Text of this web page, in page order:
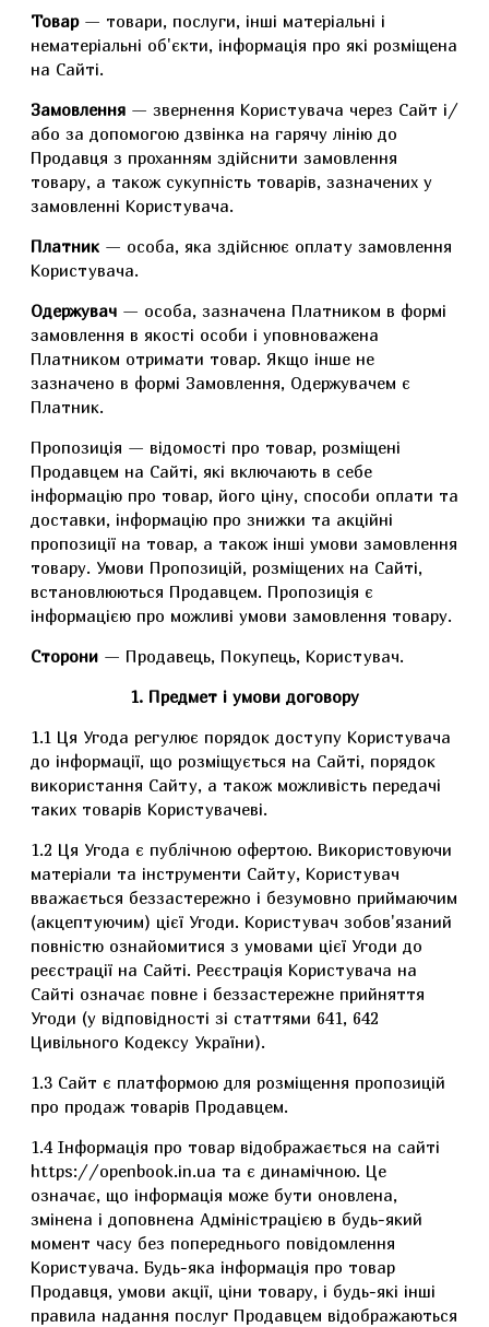
Товар— товари, послуги, інші матеріальні і
нематеріальні об'єкти, інформація про які розміщена
на Сайті.
Замовлення — звернення Користувача через Сайт і/
або за допомогою дзвінка на гарячу лінію до
Продавця з проханням здійснити замовлення
товару, а також сукупність товарів, зазначених у
замовленні Користувача.
Платник — особа, яка здійснює оплату замовлення
Користувача.
Одержувач — особа, зазначена Платником в формі
замовлення в якості особи і уповноважена
Платником отримати товар. Якщо інше не
зазначено в формі Замовлення, Одержувачем є
Платник.
Пропозиція — відомості про товар, розміщені
Продавцем на Сайті, які включають в себе
інформацію про товар, його ціну, способи оплати та
доставки, інформацію про знижки та акційні
пропозиції на товар, а також інші умови замовлення
товару. Умови Пропозицій, розміщених на Сайті,
встановлюються Продавцем. Пропозиція є
інформацією про можливі умови замовлення товару.
Сторони — Продавець, Покупець, Користувач.
1. Предмет і умови договору
1.1 Ця Угода регулює порядок доступу Користувача
до інформації, що розміщується на Сайті, порядок
використання Сайту, а також можливість передачі
таких товарів Користувачеві.
1.2 Ця Угода є публічною офертою. Використовуючи
матеріали та інструменти Сайту, Користувач
вважається беззастережно і безумовно приймаючим
(акцептуючим) цієї Угоди. Користувач зобов'язаний
повністю ознайомитися з умовами цієї Угоди до
реєстрації на Сайті. Реєстрація Користувача на
Сайті означає повне і беззастережне прийняття
Угоди (у відповідності зі статтями 641, 642
Цивільного Кодексу України).
1.3 Сайт є платформою для розміщення пропозицій
про продаж товарів Продавцем.
1.4 Інформація про товар відображається на сайті
https://openbook.in.ua та є динамічною. Це
означає, що інформація може бути оновлена,
змінена і доповнена Адміністрацією в будь-який
момент часу без попереднього повідомлення
Користувача. Будь-яка інформація про товар
Продавця, умови акції, ціни товару, і будь-які інші
правила надання послуг Продавцем відображаються